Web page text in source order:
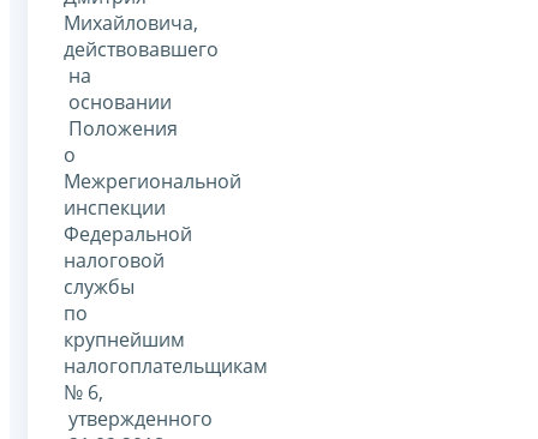
Михайловича,
действовавшего
на
основании
Положения
о
Межрегиональной
инспекции
Федеральной
налоговой
службы
по
крупнейшим
налогоплательщикам
№ 6,
утвержденного